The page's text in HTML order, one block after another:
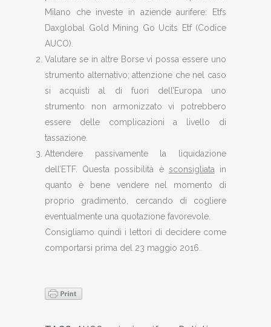
Milano che investe in aziende aurifere: Etfs
Daxglobal Gold Mining Go Ucits Etf (Codice
AUCO).
Valutare se in altre Borse vi possa essere uno
strumento alternativo; attenzione che nel caso
si acquisti al di fuori dell’Europa uno
strumento non armonizzato vi potrebbero
essere delle complicazioni a livello di
tassazione.
Attendere passivamente la liquidazione
dell’ETF. Questa possibilità è sconsigliatain
quanto è bene vendere nel momento di
proprio gradimento, cercando di cogliere
eventualmente una quotazione favorevole.
Consigliamo quindi i lettori di decidere come
comportarsi prima del 23 maggio 2016.